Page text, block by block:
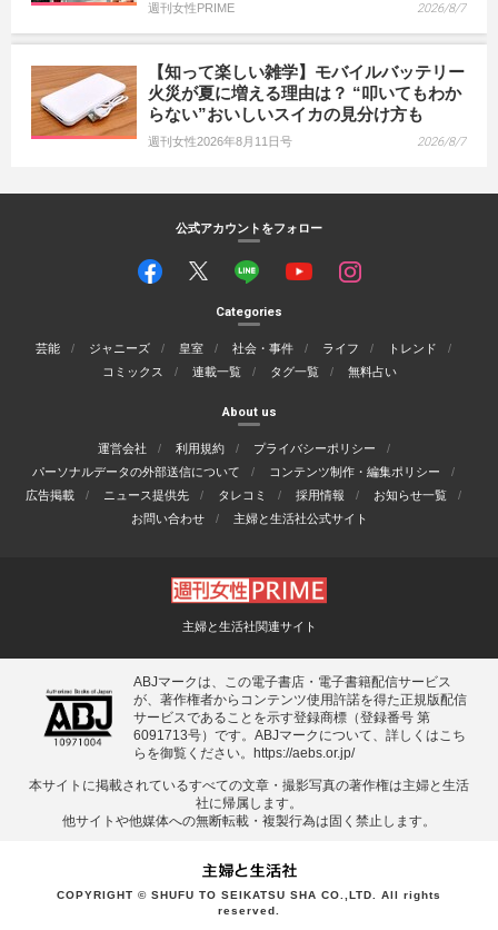
週刊女性PRIME 2026/8/7
【知って楽しい雑学】モバイルバッテリー
火災が夏に増える理由は？ “叩いてもわか
らない”おいしいスイカの見分け方も
週刊女性2026年8月11日号 2026/8/7
公式アカウントをフォロー
Categories
芸能 ジャニーズ 皇室 社会・事件 ライフ
トレンド
コミックス
連載一覧 タグ一覧 無料占い
About us
運営会社 利用規約
プライバシーポリシー
パーソナルデータの外部送信について
コンテンツ制作・編集ポリシー
広告掲載
ニュース提供先 タレコミ 採用情報
お知らせ一覧
お問い合わせ
主婦と生活社公式サイト
主婦と生活社関連サイト
ABJマークは、この電子書店・電子書籍配信サービス
が、著作権者からコンテンツ使用許諾を得た正規版配信
サービスであることを示す登録商標（登録番号 第
6091713号）です。ABJマークについて、詳しくはこち
らを御覧ください。
https://aebs.or.jp/
本サイトに掲載されているすべての⽂章・撮影写真の著作権は主婦と⽣活
社に帰属します。
他サイトや他媒体への無断転載・複製⾏為は固く禁⽌します。
COPYRIGHT © SHUFU TO SEIKATSU SHA CO.,LTD. All rights
reserved.